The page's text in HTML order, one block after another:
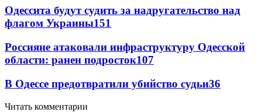
Одессита будут судить за надругательство над
флагом Украины151
Россияне атаковали инфраструктуру Одесской
области: ранен подросток107
В Одессе предотвратили убийство судьи36
Читать комментарии